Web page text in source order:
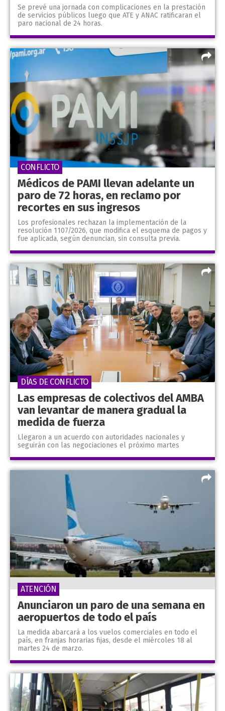
Se prevé una jornada con complicaciones en la prestación
de servicios públicos luego que ATE y ANAC ratificaran el
paro nacional de 24 horas.
Médicos de PAMI llevan adelante un
paro de 72 horas, en reclamo por
recortes en sus ingresos
Los profesionales rechazan la implementación de la
resolución 1107/2026, que modifica el esquema de pagos y
fue aplicada, según denuncian, sin consulta previa.
CONFLICTO
Las empresas de colectivos del AMBA
van levantar de manera gradual la
medida de fuerza
Llegaron a un acuerdo con autoridades nacionales y
seguirán con las negociaciones el próximo martes
DÍAS DE CONFLICTO
Anunciaron un paro de una semana en
aeropuertos de todo el país
La medida abarcará a los vuelos comerciales en todo el
país, en franjas horarias fijas, desde el miércoles 18 al
martes 24 de marzo.
ATENCIÓN